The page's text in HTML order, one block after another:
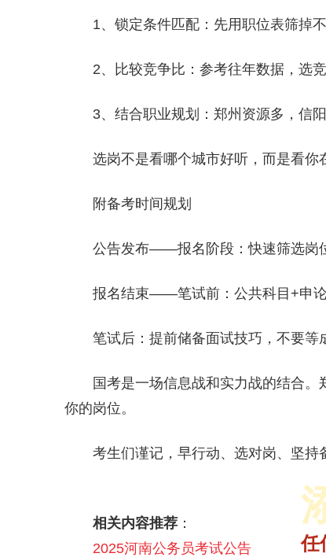
1、锁定条件匹配：先用职位表筛掉
2、比较竞争比：参考往年数据，选
3、结合职业规划：郑州资源多，信
选岗不是看哪个城市好听，而是看你
附备考时间规划
公告发布——报名阶段：快速筛选岗
报名结束——笔试前：公共科目+申
笔试后：提前储备面试技巧，不要等
国考是一场信息战和实力战的结合
你的岗位。
考生们谨记，早行动、选对岗、坚持
2025省面多师领学理论决胜课 任
相关内容推荐 ：
2025河南公务员考试公告